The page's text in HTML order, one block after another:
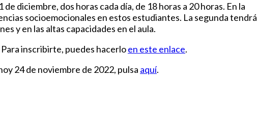
diciembre, dos horas cada día, de 18 horas a 20 horas. En la
socioemocionales en estos estudiantes. La segunda tendrá
y en las altas capacidades en el aula.
inscribirte, puedes hacerloen este enlace.
24 de noviembre de 2022, pulsa aquí.